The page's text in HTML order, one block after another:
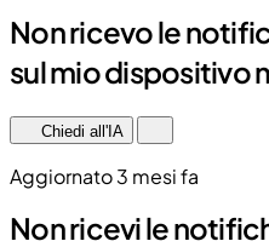
Non ricevo le
sul mio dispositivo
Chiedi all'IA
Aggiornato 3 mesi fa
Non ricevi le